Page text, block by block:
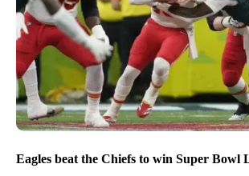
Eagles beat the Chiefs to win Super Bowl